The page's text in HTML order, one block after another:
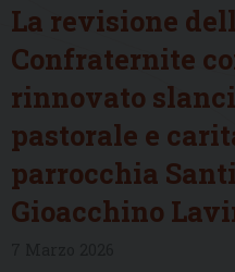
La revisione
Confraternite
rinnovato
pastorale e
parrocchia
Gioacchino